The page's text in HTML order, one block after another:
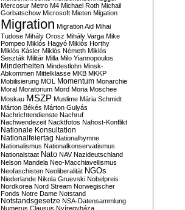
Mercosur Metro M4 Michael Roth Michail
Gorbatschow Microsoft Mieten Migation
Migration Migration Aid Mihai
Tudose Mihály Orosz Mihály Varga Mike
Pompeo Miklós Hagyó Miklós Horthy
Miklós Kásler Miklós Németh Miklós
Seszták Militär Milla Milo Yiannopoulos
Minderheiten Mindestlohn Minsk-
Abkommen Mittelklasse MKB MKKP
Mobilisierung MOL Momentum Monarchie
Moral Moratorium Mord Moria Moschee
Moskau MSZP Muslime Mária Schmidt
Márton Békés Márton Gulyás
Nachrichtendienste Nachruf
Nachwendezeit Nacktfotos Nahost-Konflikt
Nationale Konsultation
Nationalfeiertag Nationalhymne
Nationalismus Nationalkonservatismus
Nationalstaat Nato NAV Nazideutschland
Nelson Mandela Neo-Macchiavellismus
Neofaschisten Neoliberalität NGOs
Niederlande Nikola Gruevski Nobelpreis
Nordkorea Nord Stream Norwegischer
Fonds Notre Dame Notstand
Notstandsgesetze NSA-Datensammlung
Numerus Clausus Nyíregyháza